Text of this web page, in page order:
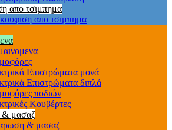
απο τσιμπημα
Επιστρώματα μονά
Επιστρώματα διπλά
ποδιών
Κουβέρτες
μασαζ